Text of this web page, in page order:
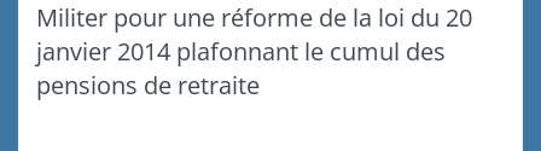
Militer pour une réforme de la loi du 20
janvier 2014 plafonnant le cumul des
pensions de retraite